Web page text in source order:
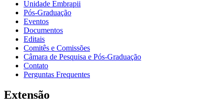
Unidade Embrapii
Pós-Graduação
Eventos
Documentos
Editais
Comitês e Comissões
Câmara de Pesquisa e Pós-Graduação
Contato
Perguntas Frequentes
Extensão